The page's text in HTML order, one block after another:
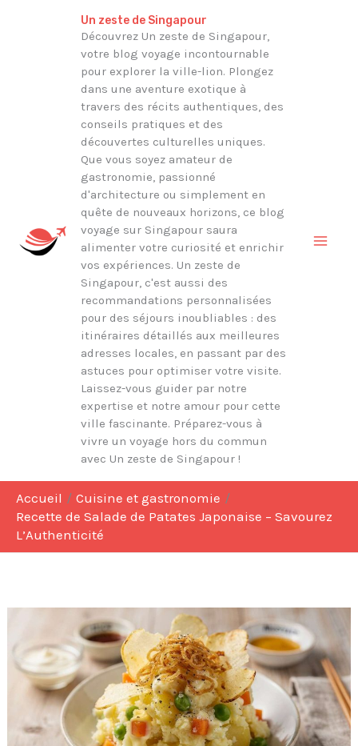
Un zeste de Singapour
Découvrez Un zeste de Singapour,
votre blog voyage incontournable
pour explorer la ville-lion. Plongez
dans une aventure exotique à
travers des récits authentiques, des
conseils pratiques et des
découvertes culturelles uniques.
Que vous soyez amateur de
gastronomie, passionné
d'architecture ou simplement en
quête de nouveaux horizons, ce blog
voyage sur Singapour saura
alimenter votre curiosité et enrichir
vos expériences. Un zeste de
Singapour, c'est aussi des
recommandations personnalisées
pour des séjours inoubliables : des
itinéraires détaillés aux meilleures
adresses locales, en passant par des
astuces pour optimiser votre visite.
Laissez-vous guider par notre
expertise et notre amour pour cette
ville fascinante. Préparez-vous à
vivre un voyage hors du commun
avec Un zeste de Singapour !
Accueil
Cuisine et gastronomie
Recette de Salade de Patates Japonaise – Savourez
L’Authenticité
Rechercher